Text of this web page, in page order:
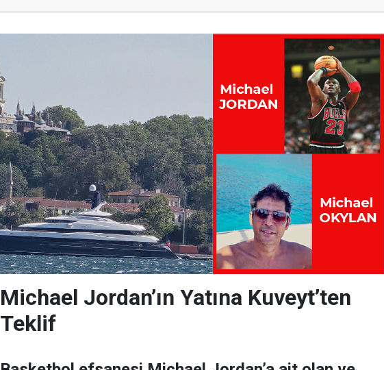
Michael Jordan’ın Yatına Kuveyt’ten
Teklif